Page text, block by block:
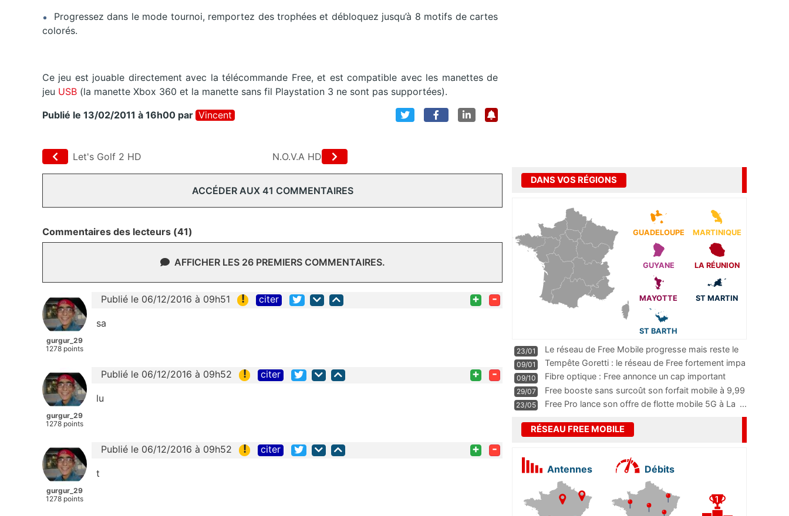
Progressez dans le mode tournoi, remportez des trophées et débloquez jusqu’à 8 motifs de cartes
colorés.
Ce jeu est jouable directement avec la télécommande Free, et est compatible avec les manettes de
jeu USB (la manette Xbox 360 et la manette sans fil Playstation 3 ne sont pas supportées).
Publié le 13/02/2011 à 16h00 par Vincent
Let's Golf 2 HD N.O.V.A HD
ACCÉDER AUX 41 COMMENTAIRES
Commentaires des lecteurs (41)
AFFICHER LES 26 PREMIERS COMMENTAIRES.
gurgur_29
1278 points
Publié le 06/12/2016 à 09h51 ! citer + -
sa
gurgur_29
1278 points
Publié le 06/12/2016 à 09h52 ! citer + -
lu
gurgur_29
1278 points
Publié le 06/12/2016 à 09h52 ! citer + -
t
DANS VOS RÉGIONS
GUADELOUPE MARTINIQUE
GUYANE LA RÉUNION
MAYOTTE ST MARTIN
ST BARTH
23/01
Le réseau de Free Mobile progresse mais reste le
m
...
09/01
Tempête Goretti : le réseau de Free fortement impa
09/10
Fibre optique : Free annonce un cap important
pass
...
29/07
Free booste sans surcoût son forfait mobile à 9,99
23/05 Free Pro lance son offre de flotte mobile 5G à La ...
RÉSEAU FREE MOBILE
Antennes Débits